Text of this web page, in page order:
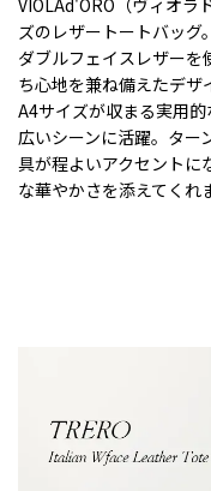
VIOLAd'ORO（ヴィオラ
ズのレザートートバッグ
ダブルフェイスレザー
ち心地を兼ね備えたデザ
A4サイズが収まる実用
広いシーンに活躍。ター
具が程よいアクセントに
な華やかさを添えてくれ